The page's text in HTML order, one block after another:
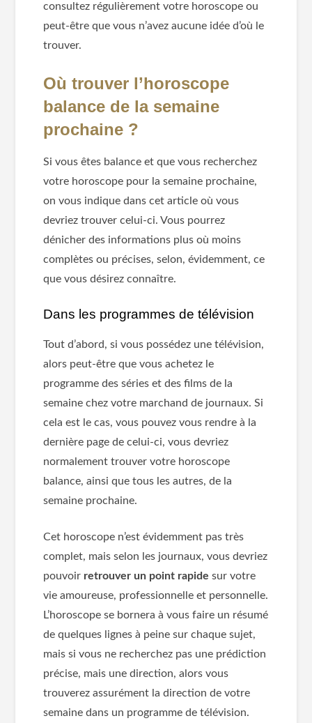
consultez régulièrement votre horoscope ou
peut-être que vous n’avez aucune idée d’où le
trouver.
Où trouver l’horoscope
balance de la semaine
prochaine ?
Si vous êtes balance et que vous recherchez
votre horoscope pour la semaine prochaine,
on vous indique dans cet article où vous
devriez trouver celui-ci. Vous pourrez
dénicher des informations plus où moins
complètes ou précises, selon, évidemment, ce
que vous désirez connaître.
Dans les programmes de télévision
Tout d’abord, si vous possédez une télévision,
alors peut-être que vous achetez le
programme des séries et des films de la
semaine chez votre marchand de journaux. Si
cela est le cas, vous pouvez vous rendre à la
dernière page de celui-ci, vous devriez
normalement trouver votre horoscope
balance, ainsi que tous les autres, de la
semaine prochaine.
Cet horoscope n’est évidemment pas très
complet, mais selon les journaux, vous devriez
pouvoir retrouver un point rapide sur votre
vie amoureuse, professionnelle et personnelle.
L’horoscope se bornera à vous faire un résumé
de quelques lignes à peine sur chaque sujet,
mais si vous ne recherchez pas une prédiction
précise, mais une direction, alors vous
trouverez assurément la direction de votre
semaine dans un programme de télévision.